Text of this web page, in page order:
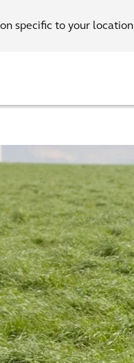
specific to your location